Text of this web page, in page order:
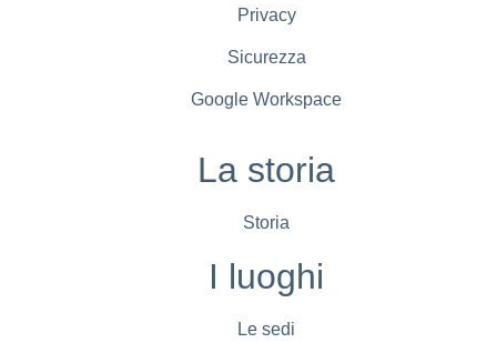
Privacy
Sicurezza
Google Workspace
La storia
Storia
I luoghi
Le sedi